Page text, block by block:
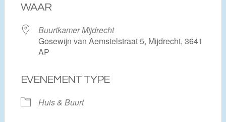
WAAR
Buurtkamer Mijdrecht
Gosewijn van Aemstelstraat 5, Mijdrecht, 3641
AP
EVENEMENT TYPE
Huis & Buurt